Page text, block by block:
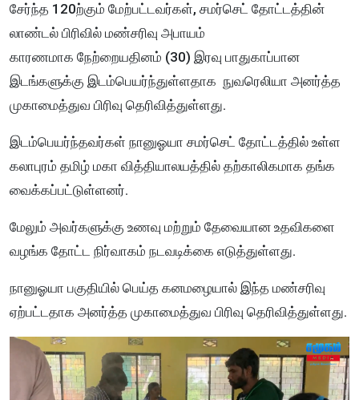
சேர்ந்த 120ற்கும் மேற்பட்டவர்கள், சமர்செட் தோட்டத்தின்
லாண்டல் பிரிவில் மண்சரிவு அபாயம்
காரணமாக நேற்றையதினம் (30) இரவு பாதுகாப்பான
இடங்களுக்கு இடம்பெயர்ந்துள்ளதாக நுவரெலியா அனர்த்த
முகாமைத்துவ பிரிவு தெரிவித்துள்ளது.
இடம்பெயர்ந்தவர்கள் நானுஓயா சமர்செட் தோட்டத்தில் உள்ள
கலாபுரம் தமிழ் மகா வித்தியாலயத்தில் தற்காலிகமாக தங்க
வைக்கப்பட்டுள்ளனர்.
மேலும் அவர்களுக்கு உணவு மற்றும் தேவையான உதவிகளை
வழங்க தோட்ட நிர்வாகம் நடவடிக்கை எடுத்துள்ளது.
நானுஓயா பகுதியில் பெய்த கனமழையால் இந்த மண்சரிவு
ஏற்பட்டதாக அனர்த்த முகாமைத்துவ பிரிவு தெரிவித்துள்ளது.